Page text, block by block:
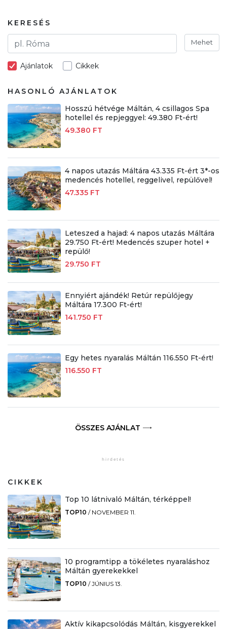
KERESÉS
Mehet
Ajánlatok Cikkek
HASONLÓ AJÁNLATOK
Hosszú hétvége Máltán, 4 csillagos Spa
hotellel és repjeggyel: 49.380 Ft-ért!
49.380 FT
4 napos utazás Máltára 43.335 Ft-ért 3*-os
medencés hotellel, reggelivel, repülővel!
47.335 FT
Leteszed a hajad: 4 napos utazás Máltára
29.750 Ft-ért! Medencés szuper hotel +
repülő!
29.750 FT
Ennyiért ajándék! Retúr repülőjegy
Máltára 17.300 Ft-ért!
141.750 FT
Egy hetes nyaralás Máltán 116.550 Ft-ért!
116.550 FT
ÖSSZES AJÁNLAT
CIKKEK
Top 10 látnivaló Máltán, térképpel!
TOP10 / NOVEMBER 11.
10 programtipp a tökéletes nyaraláshoz
Máltán gyerekekkel
TOP10 /JÚNIUS 13.
Aktív kikapcsolódás Máltán, kisgyerekkel